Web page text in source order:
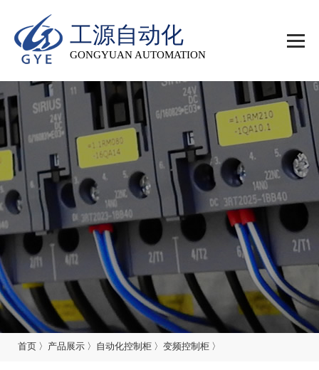
工源自动化
GONGYUAN AUTOMATION
首页 〉 产品展示 〉 自动化控制柜 〉 变频控制柜 〉